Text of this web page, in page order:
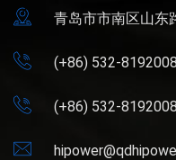
青岛市市南区山东
(+86) 532-
(+86) 532-